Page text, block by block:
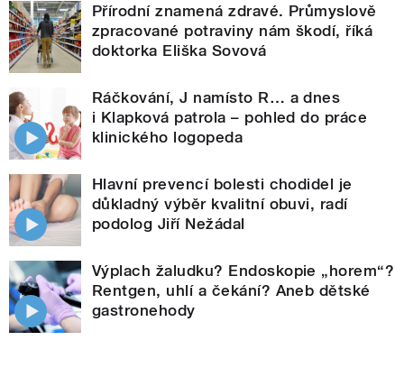
Přírodní znamená zdravé. Průmyslově
zpracované potraviny nám škodí, říká
doktorka Eliška Sovová
Ráčkování, J namísto R… a dnes
i Klapková patrola – pohled do práce
klinického logopeda
Hlavní prevencí bolesti chodidel je
důkladný výběr kvalitní obuvi, radí
podolog Jiří Nežádal
Výplach žaludku? Endoskopie „horem“?
Rentgen, uhlí a čekání? Aneb dětské
gastronehody